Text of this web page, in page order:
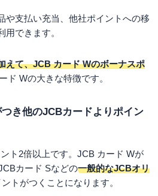
や支払い充当、他社ポイントへの移
できます。
えて、JCB カード Wのボーナスポ
ド Wの大きな特徴です。
き他のJCBカードよりポイン
ト2倍以上です。JCB カード Wが
カード Sなどの一般的なJCBオリ
トがつくことになります。